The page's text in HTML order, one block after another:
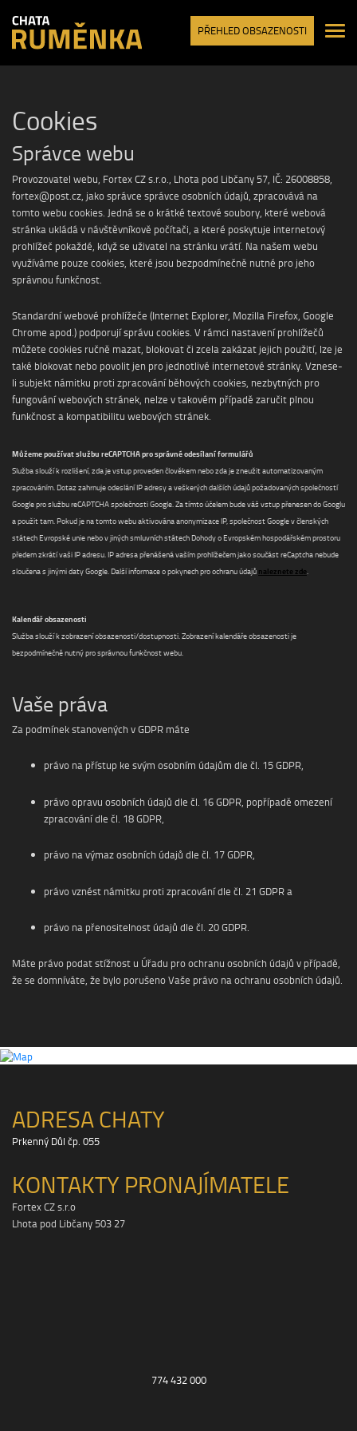
PŘEHLED OBSAZENOSTI
Cookies
Správce webu
Provozovatel webu, Fortex CZ s.r.o., Lhota pod Libčany 57, IČ: 26008858,
fortex@post.cz, jako správce správce osobních údajů, zpracovává na
tomto webu cookies. Jedná se o krátké textové soubory, které webová
stránka ukládá v návštěvníkově počítači, a které poskytuje internetový
prohlížeč pokaždé, když se uživatel na stránku vrátí. Na našem webu
využíváme pouze cookies, které jsou bezpodmínečně nutné pro jeho
správnou funkčnost.
Standardní webové prohlížeče (Internet Explorer, Mozilla Firefox, Google
Chrome apod.) podporují správu cookies. V rámci nastavení prohlížečů
můžete cookies ručně mazat, blokovat či zcela zakázat jejich použití, lze je
také blokovat nebo povolit jen pro jednotlivé internetové stránky. Vznese-
li subjekt námitku proti zpracování běhových cookies, nezbytných pro
fungování webových stránek, nelze v takovém případě zaručit plnou
funkčnost a kompatibilitu webových stránek.
Můžeme používat službu reCAPTCHA pro správné odesílaní formulářů
Služba slouží k rozlišení, zda je vstup proveden člověkem nebo zda je zneužit automatizovaným
zpracováním. Dotaz zahrnuje odeslání IP adresy a veškerých dalších údajů požadovaných společností
Google pro službu reCAPTCHA společnosti Google. Za tímto účelem bude váš vstup přenesen do Googlu
a použit tam. Pokud je na tomto webu aktivována anonymizace IP, společnost Google v členských
státech Evropské unie nebo v jiných smluvních státech Dohody o Evropském hospodářském prostoru
předem zkrátí vaši IP adresu. IP adresa přenášená vaším prohlížečem jako součást reCaptcha nebude
sloučena s jinými daty Google. Další informace o pokynech pro ochranu údajů naleznete zde
Kalendář obsazenosti
Služba slouží k zobrazení obsazenosti/dostupnosti. Zobrazení kalendáře obsazenosti je
bezpodmínečně nutný pro správnou funkčnost webu.
Vaše práva
Za podmínek stanovených v GDPR máte
právo na přístup ke svým osobním údajům dle čl. 15 GDPR,
právo opravu osobních údajů dle čl. 16 GDPR, popřípadě omezení
zpracování dle čl. 18 GDPR,
právo na výmaz osobních údajů dle čl. 17 GDPR,
právo vznést námitku proti zpracování dle čl. 21 GDPR a
právo na přenositelnost údajů dle čl. 20 GDPR.
Máte právo podat stížnost u Úřadu pro ochranu osobních údajů v případě,
že se domníváte, že bylo porušeno Vaše právo na ochranu osobních údajů.
ADRESA CHATY
Prkenný Důl čp. 055
KONTAKTY PRONAJÍMATELE
Fortex CZ s.r.o
Lhota pod Libčany 503 27
774 432 000